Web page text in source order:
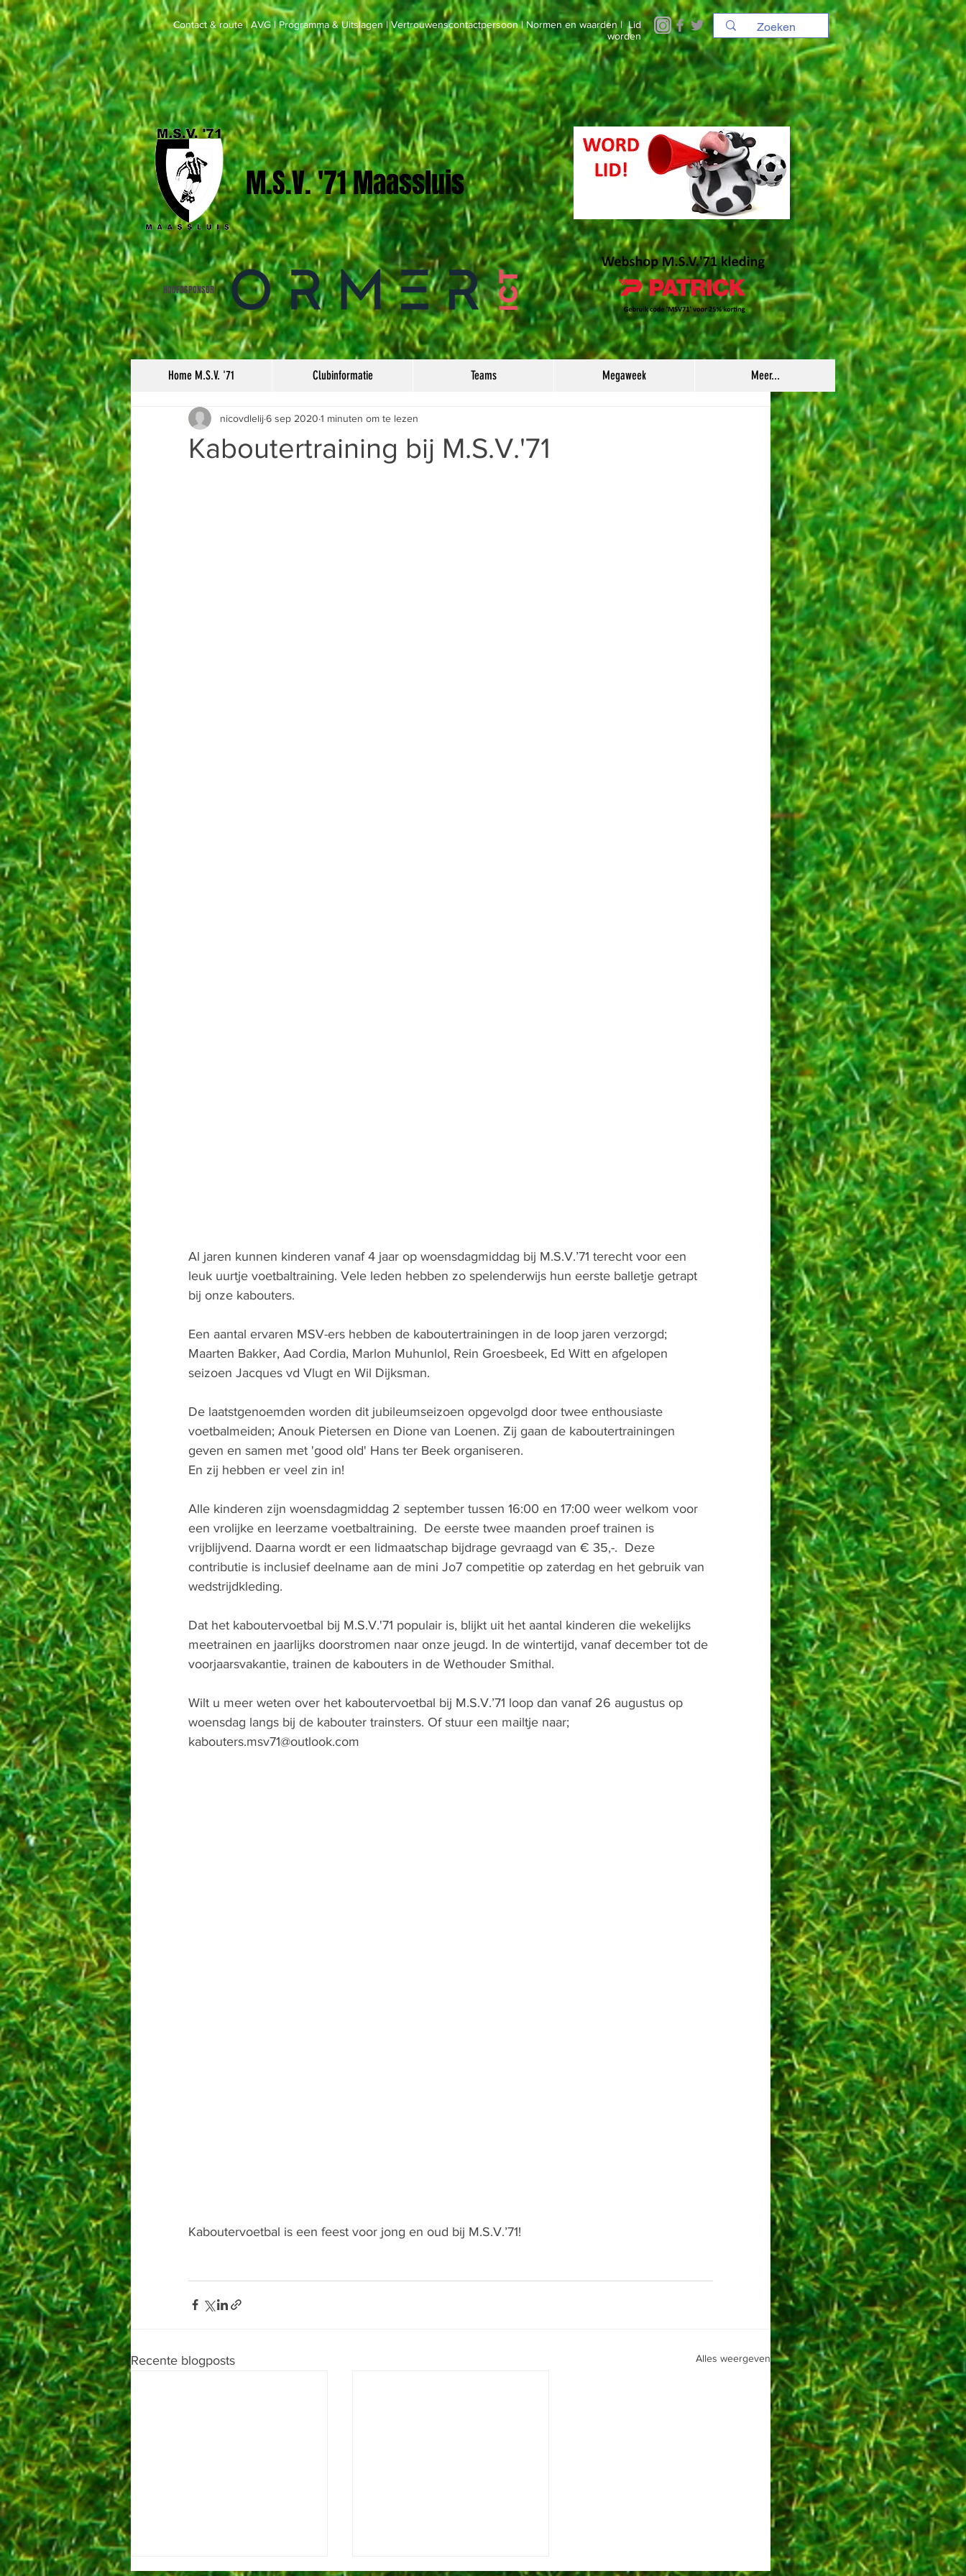
Contact & route| AVG|Programma & Uitslagen|Vertrouwenscontactpersoon|Normen en waarden|Lid
worden
M.S.V. '71 Maassluis
HOOFDSPONSOR
Home M.S.V. '71 Clubinformatie Teams Megaweek Meer...
Kaboutertraining bij M.S.V.'71
nicovdlelij6 sep 2020 1 minuten om te lezen
Al jaren kunnen kinderen vanaf 4 jaar op woensdagmiddag bij M.S.V.’71 terecht voor een
leuk uurtje voetbaltraining. Vele leden hebben zo spelenderwijs hun eerste balletje getrapt
bij onze kabouters.
Een aantal ervaren MSV-ers hebben de kaboutertrainingen in de loop jaren verzorgd;
Maarten Bakker, Aad Cordia, Marlon Muhunlol, Rein Groesbeek, Ed Witt en afgelopen
seizoen Jacques vd Vlugt en Wil Dijksman.
De laatstgenoemden worden dit jubileumseizoen opgevolgd door twee enthousiaste
voetbalmeiden; Anouk Pietersen en Dione van Loenen. Zij gaan de kaboutertrainingen
geven en samen met 'good old' Hans ter Beek organiseren.
En zij hebben er veel zin in!
Alle kinderen zijn woensdagmiddag 2 september tussen 16:00 en 17:00 weer welkom voor
een vrolijke en leerzame voetbaltraining.  De eerste twee maanden proef trainen is
vrijblijvend. Daarna wordt er een lidmaatschap bijdrage gevraagd van € 35,-.  Deze
contributie is inclusief deelname aan de mini Jo7 competitie op zaterdag en het gebruik van
wedstrijdkleding.
Dat het kaboutervoetbal bij M.S.V.'71 populair is, blijkt uit het aantal kinderen die wekelijks
meetrainen en jaarlijks doorstromen naar onze jeugd. In de wintertijd, vanaf december tot de
voorjaarsvakantie, trainen de kabouters in de Wethouder Smithal.
Wilt u meer weten over het kaboutervoetbal bij M.S.V.’71 loop dan vanaf 26 augustus op
woensdag langs bij de kabouter trainsters. Of stuur een mailtje naar;
kabouters.msv71@outlook.com
Kaboutervoetbal is een feest voor jong en oud bij M.S.V.’71!
Recente blogposts Alles weergeven